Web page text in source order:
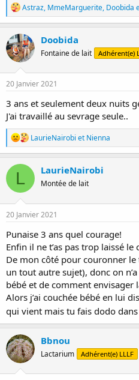
R
é
a
c
t
i
o
n
s
Astraz, MmeMarguerite, Doobida
Doobida
Fontaine de lait Adhérent(e)
20 Janvier 2021
3 ans et seulement deux nuits
J'ai travaillé au sevrage seule..
R
é
a
c
n
s
LaurieNairobi et Nienna
L LaurieNairobi
Montée de lait
20 Janvier 2021
Punaise 3 ans quel courage!
Enfin il ne t’as pas trop laissé
De mon côté pour couronner le
un tout autre sujet), donc on
bébé et de comment envisager
Alors j’ai couchée bébé en lui
qui vient mais tu fais dodo
Bbnou
Lactarium Adhérent(e) LLLF